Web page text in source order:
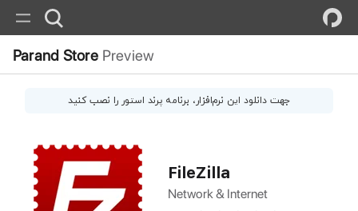
Parand Store Preview
جهت دانلود این نرم‌افزار، برنامه پرند استور را نصب کنید
FileZilla
Network & Internet